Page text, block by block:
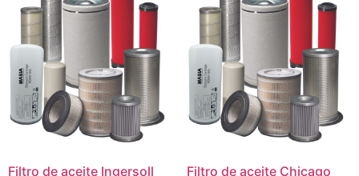
Filtro de aceite Ingersoll
Filtro de aceite Chicago